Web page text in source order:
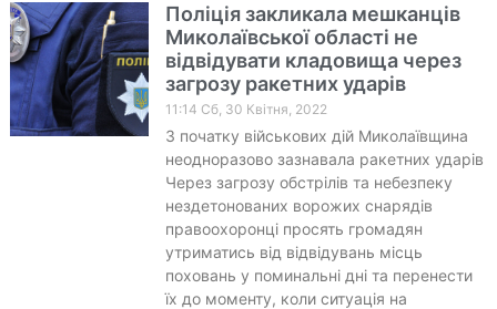
Поліція закликала мешканців
Миколаївської області не
відвідувати кладовища через
загрозу ракетних ударів
11:14 Сб, 30 Квітня, 2022
З початку військових дій Миколаївщина
неодноразово зазнавала ракетних ударів
Через загрозу обстрілів та небезпеку
нездетонованих ворожих снарядів
правоохоронці просять громадян
утриматись від відвідувань місць
поховань у поминальні дні та перенести
їх до моменту, коли ситуація на